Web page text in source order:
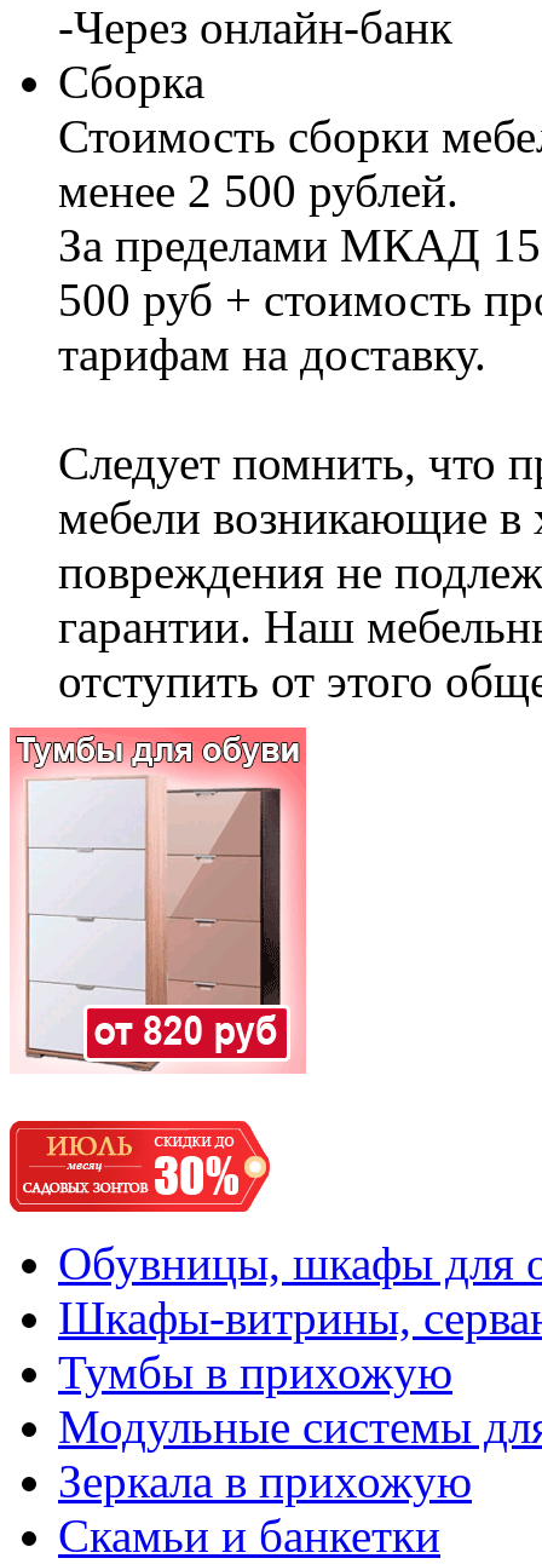
-Через онлайн-банк
Сборка
Стоимость сборки
менее 2 500 рублей.
За пределами МКАД
500 руб + стоимость
тарифам на доставку.
Следует помнить, что
мебели возникающие в
повреждения не
гарантии. Наш
отступить от этого
Обувницы, шкафы для
Шкафы-витрины,
Тумбы в прихожую
Модульные системы
Зеркала в прихожую
Скамьи и банкетки